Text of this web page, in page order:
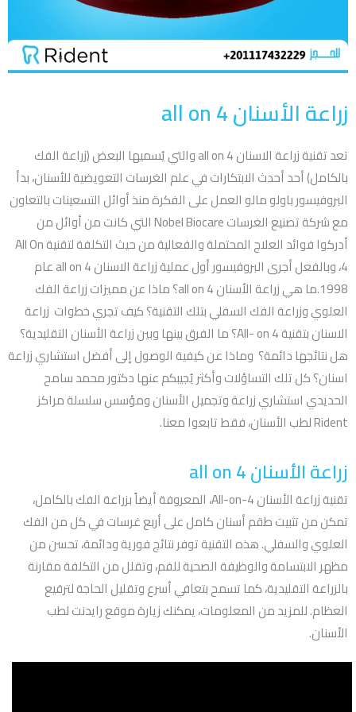
زراعة الأسنان all on 4
تعد تقنية زراعة الاسنان all on 4 والتي يُسميها البعض (زراعة الفك
بالكامل) أحد أحدث الابتكارات في علم الغرسات التعويضية للأسنان، بدأ
البروفيسور باولو مالو العمل على الفكرة منذ أوائل التسعينات بالتعاون
مع شركة تصنيع الغرسات Nobel Biocare التي كانت من أوائل من
أدركوا فوائد العلاج المحتملة والفعالية من حيث التكلفة لتقنية All On
4، وبالفعل أجرى البروفيسور أول عملية زراعة الاسنان all on 4 عام
1998.ما هي زراعة الأسنان all on 4؟ ماذا عن مميزات زراعة الفك
العلوي وزراعة الفك السفلي بتلك التقنية؟ كيف تجري خطوات زراعة
الاسنان بتقنية All- on 4؟ ما الفرق بينها وبين زراعة الأسنان التقليدية؟
هل نتائجها دائمة؟ وماذا عن كيفية الوصول إلى أفضل استشاري زراعة
اسنان؟ كل تلك التساؤلات وأكثر يُجيبكم عنها دكتور محمد سامح
الحديدي استشاري زراعة وتجميل الأسنان ومؤسس سلسلة مراكز
Rident لطب الأسنان، فقط تابعوا معنا.
زراعة الأسنان all on 4
تقنية زراعة الأسنان All-on-4، المعروفة أيضاً بزراعة الفك بالكامل،
تمكن من تثبيت طقم أسنان كامل على أربع غرسات في كل من الفك
العلوي والسفلي. هذه التقنية توفر نتائج فورية ودائمة، تحسن من
مظهر الابتسامة والوظيفة الصحية للفم، وتقلل من التكلفة مقارنة
بالزراعة التقليدية، كما تسمح بتعافي أسرع وتقليل الحاجة لترقيع
العظام. للمزيد من المعلومات، يمكنك زيارة موقع رايدنت لطب
الأسنان.